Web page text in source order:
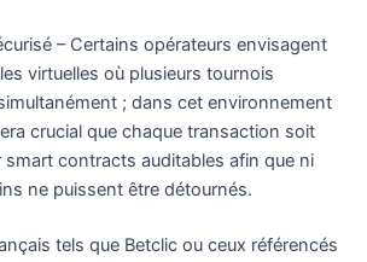
– Certains opérateurs envisagent
virtuelles où plusieurs tournois
; dans cet environnement
crucial que chaque transaction soit
smart contracts auditables afin que ni
ne puissent être détournés.
tels que Betclic ou ceux référencés